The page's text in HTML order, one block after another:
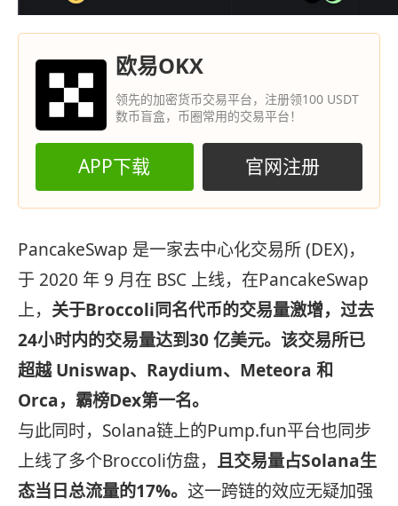
欧易OKX
领先的加密货币交易平台，注册领100 USDT
数币盲盒，币圈常用的交易平台！
APP下载 官网注册
PancakeSwap 是一家去中心化交易所 (DEX)，
于 2020 年 9 月在 BSC 上线，在PancakeSwap
上， 关于Broccoli同名代币的交易量激增， 过去
24小时内的交易量达到30 亿美元。该交易所已
超越 Uniswap、Raydium、Meteora 和
Orca，霸榜Dex第一名。
与此同时，Solana链上的Pump.fun平台也同步
上线了多个Broccoli仿盘， 且交易量占Solana生
态当日总流量的17%。 这一跨链的效应无疑加强